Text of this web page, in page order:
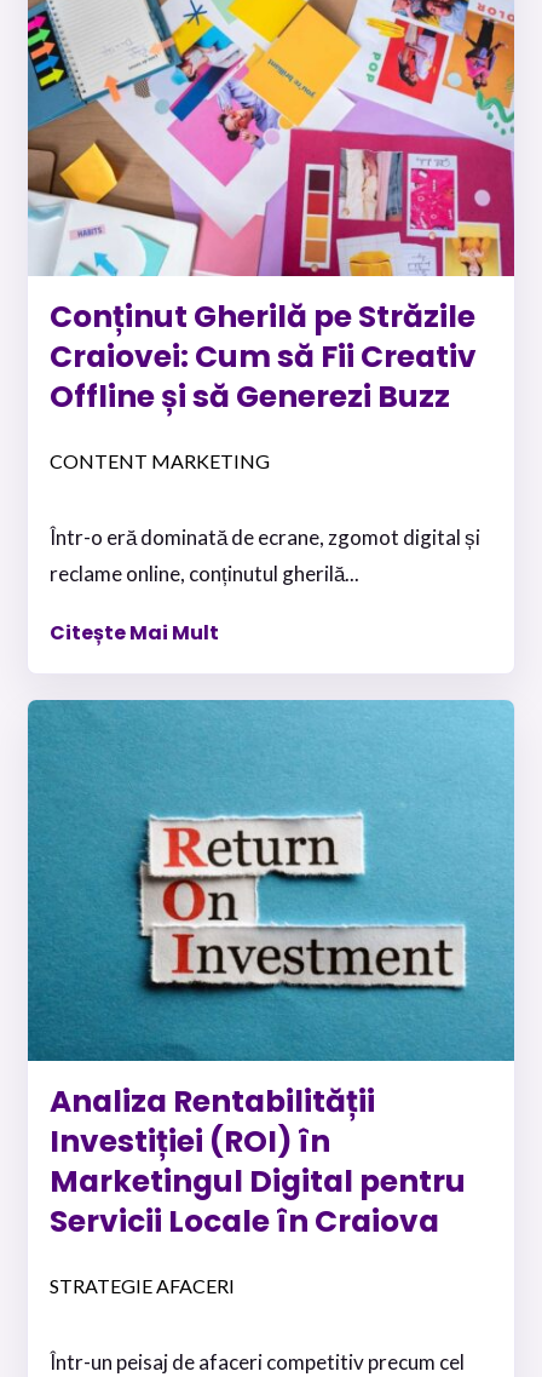
Conținut Gherilă pe Străzile
Craiovei: Cum să Fii Creativ
Offline și să Generezi Buzz
CONTENT MARKETING
Într-o eră dominată de ecrane, zgomot digital și
reclame online, conținutul gherilă...
Citește Mai Mult
Analiza Rentabilității
Investiției (ROI) în
Marketingul Digital pentru
Servicii Locale în Craiova
STRATEGIE AFACERI
Într-un peisaj de afaceri competitiv precum cel